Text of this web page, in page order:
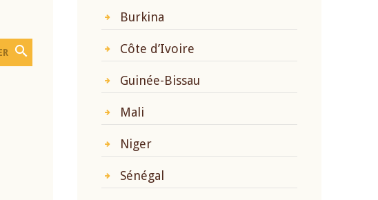
Burkina
Côte d’Ivoire
Guinée-Bissau
Mali
Niger
Sénégal